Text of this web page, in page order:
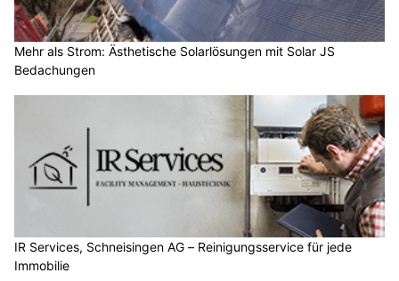
Mehr als Strom: Ästhetische Solarlösungen mit Solar JS
Bedachungen
IR Services, Schneisingen AG – Reinigungsservice für jede
Immobilie